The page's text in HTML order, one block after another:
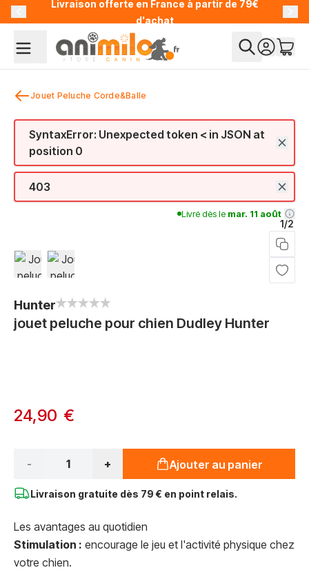
Allez au contenuLivraison offerte en France à partir de 79€
d'achat
Jouet Peluche Corde&Balle
SyntaxError: Unexpected token < in JSON at
position 0
403
jouet peluche pour chien Dudley Hunter
Hunter
1/2
View larger image
View larger image
Livré dès le mar. 11 août
À partir de:
24,90 €
- + Ajouter au panier
Livraison gratuite dès 79 € en point relais.
Les avantages au quotidien
Stimulation : encourage le jeu et l'activité physique chez
votre chien.